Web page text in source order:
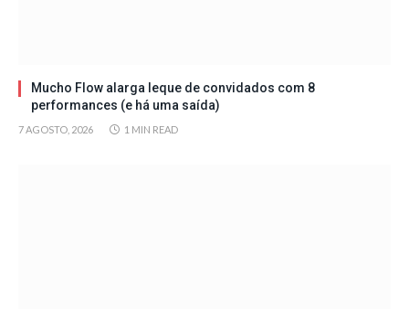
Mucho Flow alarga leque de convidados com 8
performances (e há uma saída)
7 AGOSTO, 2026 1 MIN READ